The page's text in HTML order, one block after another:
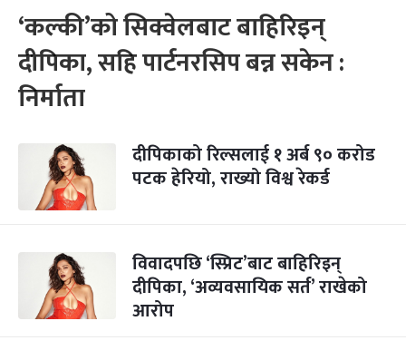
‘कल्की’को सिक्वेलबाट बाहिरिइन्
दीपिका, सहि पार्टनरसिप बन्न सकेन :
निर्माता
दीपिकाको रिल्सलाई १ अर्ब ९० करोड
पटक हेरियो, राख्यो विश्व रेकर्ड
विवादपछि ‘स्प्रिट’बाट बाहिरिइन्
दीपिका, ‘अव्यवसायिक सर्त’ राखेको
आरोप